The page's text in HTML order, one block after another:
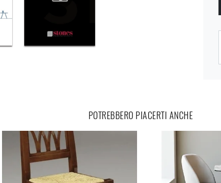
POTREBBERO PIACERTI ANCHE